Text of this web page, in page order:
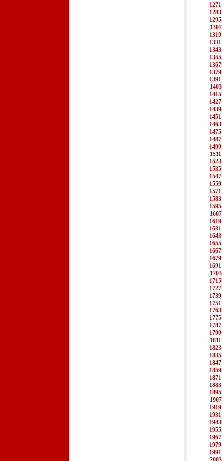
1271
1283
1295
1307
1319
1331
1343
1355
1367
1379
1391
1403
1415
1427
1439
1451
1463
1475
1487
1499
1511
1523
1535
1547
1559
1571
1583
1595
1607
1619
1631
1643
1655
1667
1679
1691
1703
1715
1727
1739
1751
1763
1775
1787
1799
1811
1823
1835
1847
1859
1871
1883
1895
1907
1919
1931
1943
1955
1967
1979
1991
2003